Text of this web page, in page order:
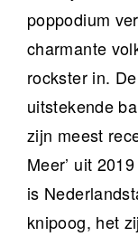
poppodium
charmante
rockster in.
uitstekende
zijn meest
Meer’ uit
is
knipoog, het